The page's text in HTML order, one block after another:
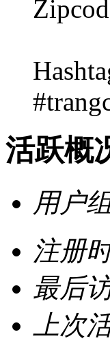
活跃概
用户
注册
最后
上次